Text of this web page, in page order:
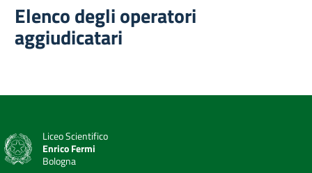
Elenco degli operatori
aggiudicatari
Liceo Scientifico
Enrico Fermi
Bologna